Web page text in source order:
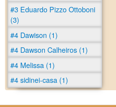
#3 Eduardo Pizzo Ottoboni
(3)
#4 Dawison (1)
#4 Dawson Calheiros (1)
#4 Melissa (1)
#4 sidinei-casa (1)